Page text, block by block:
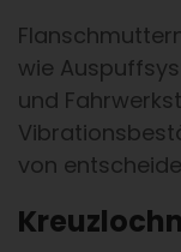
wie
und
von